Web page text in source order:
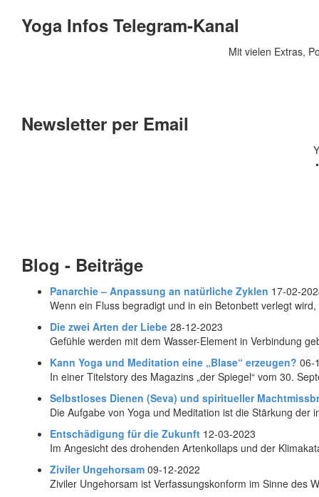
Yoga Infos Telegram-Kanal
Mit vielen Extras,
Newsletter per Email
Blog - Beiträge
Panarchie – Anpassung an natürliche Zyklen 17-02-
Wenn ein Fluss begradigt und in ein Betonbett verlegt
Die zwei Arten der Liebe 28-12-2023
Gefühle werden mit dem Wasser-Element in Verbindung
Kann Yoga und Meditation eine „Blase“ erzeugen? 06-
In einer Titelstory des Magazins „der Spiegel“ vom 30.
Selbstloses Dienen (Seva) und spiritueller
Die Aufgabe von Yoga und Meditation ist die Stärkung der
Entschädigung für die Zukunft 12-03-2023
Im Angesicht des drohenden Artenkollaps und der
Ziviler Ungehorsam 09-12-2022
Ziviler Ungehorsam ist Verfassungskonform im Sinne des